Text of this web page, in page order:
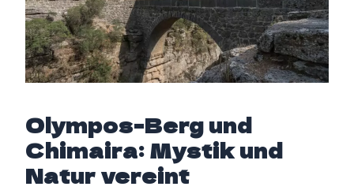
Olympos-Berg und
Chimaira: Mystik und
Natur vereint